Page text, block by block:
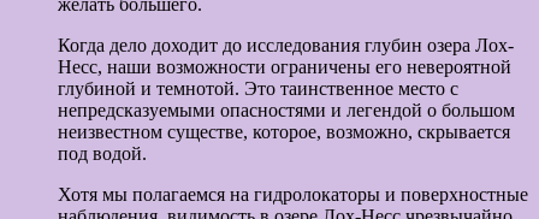
Когда дело доходит до исследования глубин озера Лох-
Несс, наши возможности ограничены его невероятной
глубиной и темнотой. Это таинственное место с
непредсказуемыми опасностями и легендой о большом
неизвестном существе, которое, возможно, скрывается
под водой.
Хотя мы полагаемся на гидролокаторы и поверхностные